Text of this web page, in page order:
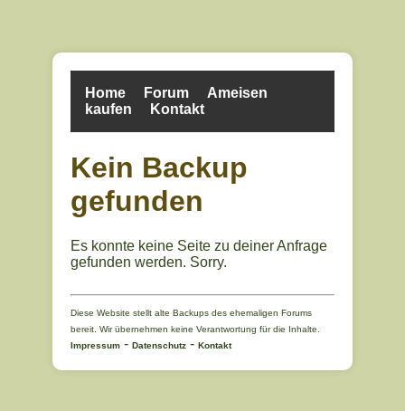
Home Forum
Ameisen
kaufen
Kontakt
Kein Backup
gefunden
Es konnte keine Seite zu deiner Anfrage
gefunden werden. Sorry.
Diese Website stellt alte Backups des ehemaligen Forums
bereit. Wir übernehmen keine Verantwortung für die Inhalte.
Impressum - Datenschutz - Kontakt